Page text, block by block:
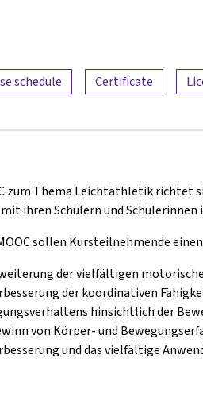
schedule Certificate
zum Thema Leichtathletik richtet
ihren Schülern und
sollen Kursteilnehmende
der vielfältigen
der koordinativen
hinsichtlich der
von Körper- und
und das vielfältige